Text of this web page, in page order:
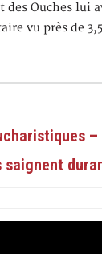
des Ouches lui
vu près de
–
saignent